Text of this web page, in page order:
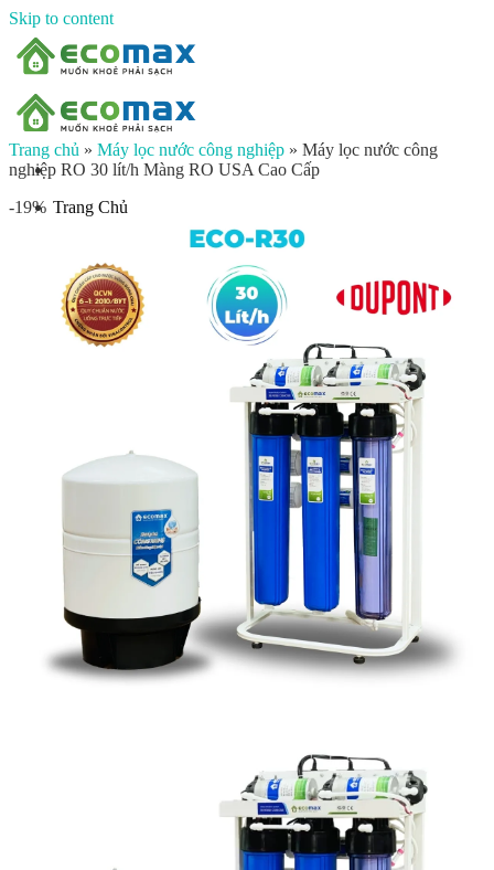
Skip to content
Trang Chủ
Lọc nước đầu nguồn
Lọc tổng chung cư
Lọc tổng biệt thự
Lọc nước giếng khoan
Lọc tổng sinh hoạt
Máy lọc nước gia đình
Máy lọc nước ion kiềm công nghiệp
Máy lọc nước ion kiềm gia đình
Máy lọc nước công nghiệp
Xử lý nước công nghiệp
Vật liệu lọc nước
Linh kiện
Heat pump
Máy Ozone
Công Trình
Kiến Thức Chia sẻ
Tư Vấn Giải Pháp
Liên Hệ
Tìm kiếm:
Trang chủ » Máy lọc nước công nghiệp » Máy lọc nước công
nghiệp RO 30 lít/h Màng RO USA Cao Cấp
-19%